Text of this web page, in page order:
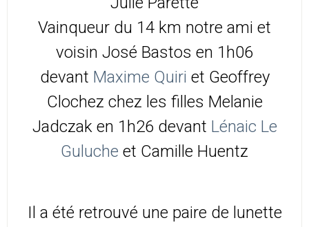
Vainqueur du 14 km notre ami et
voisin José Bastos en 1h06
devant Maxime Quiri et Geoffrey
Clochez chez les filles Melanie
Jadczak en 1h26 devant Lénaic Le
Guluche et Camille Huentz
Il a été retrouvé une paire de lunette